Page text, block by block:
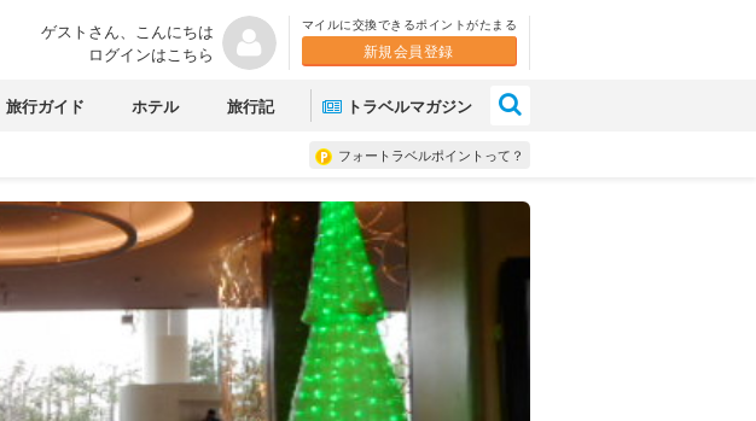
ゲストさん、こんにちは
ログインはこちら
マイルに交換できるポイントがたまる
新規会員登録
旅行ガイド ホテル 旅行記 トラベルマガジン
フォートラベルポイントって？